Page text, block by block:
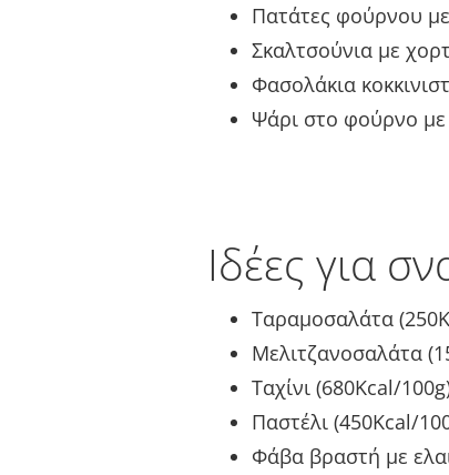
Πατάτες φούρνου
Σκαλτσούνια με
Φασολάκια
Ψάρι στο φούρνο
Iδέες για
Ταραμοσαλάτα
Μελιτζανοσαλάτα
Ταχίνι (680Kcal/
Παστέλι (450Kcal/
Φάβα βραστή με